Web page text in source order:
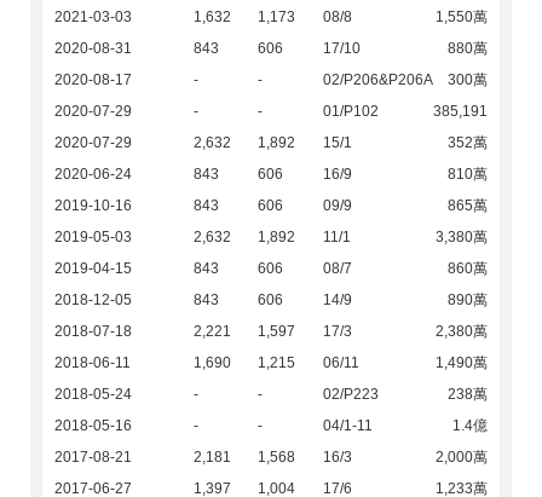
2021-03-03
1,632 1,173 08/8
1,550萬
2020-08-31
843 606 17/10
880萬
2020-08-17
- - 02/P206&P206A
300萬
2020-07-29
- - 01/P102
385,191
2020-07-29
2,632 1,892 15/1
352萬
2020-06-24
843 606 16/9
810萬
2019-10-16
843 606 09/9
865萬
2019-05-03
2,632 1,892 11/1
3,380萬
2019-04-15
843 606 08/7
860萬
2018-12-05
843 606 14/9
890萬
2018-07-18
2,221 1,597 17/3
2,380萬
2018-06-11
1,690 1,215 06/11
1,490萬
2018-05-24
- - 02/P223
238萬
2018-05-16
- - 04/1-11
1.4億
2017-08-21
2,181 1,568 16/3
2,000萬
2017-06-27
1,397 1,004 17/6
1,233萬